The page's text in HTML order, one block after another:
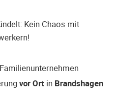
Kein Chaos mit
vor Ort in Brandshagen